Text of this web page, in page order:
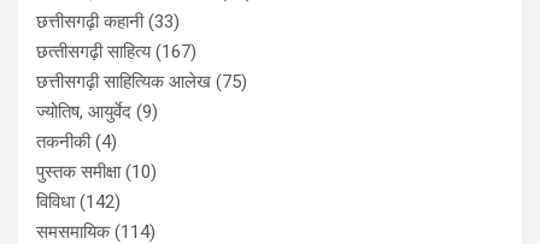
छत्तीसगढ़ी कहानी(33)
छत्‍तीसगढ़ी साहित्‍य(167)
छत्तीसगढ़ी साहित्यिक आलेख (75)
ज्योतिष, आयुर्वेद (9)
तकनीकी(4)
पुस्‍तक समीक्षा(10)
विविधा(142)
समसमायिक(114)